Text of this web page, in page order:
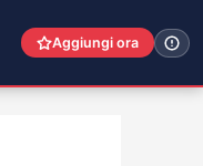
Aggiungi ora